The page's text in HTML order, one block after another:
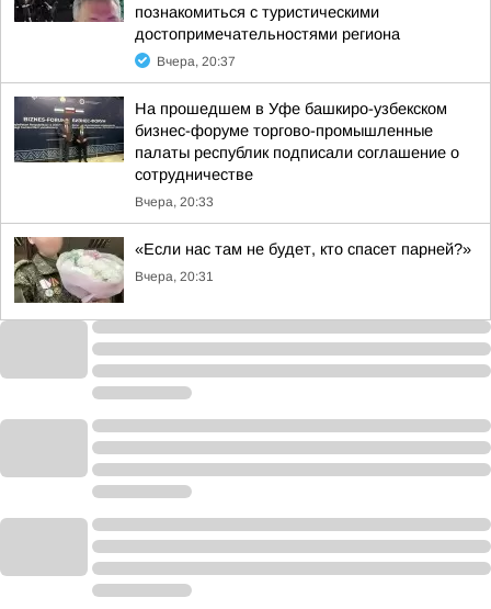
познакомиться с туристическими
достопримечательностями региона
Вчера, 20:37
На прошедшем в Уфе башкиро-узбекском
бизнес-форуме торгово-промышленные
палаты республик подписали соглашение о
сотрудничестве
Вчера, 20:33
«Если нас там не будет, кто спасет парней?»
Вчера, 20:31